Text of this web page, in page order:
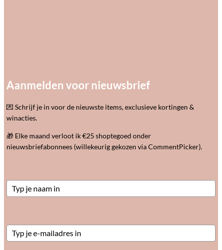
Zand & klei
Activiteitentafels
Motoriek (grof & fijn)
Overig educatief speelgoed
Warmteknuffels
Open ended play
Magnetische tegels
Sensorisch speelgoed
Stapelen & bouwen
Aanmelden voor nieuwsbrief
💌 Schrijf je in voor de nieuwste items, exclusieve kortingen &
winacties.
🎁 Elke maand verloot ik €25 shoptegoed onder
nieuwsbriefabonnees (willekeurig gekozen via CommentPicker).